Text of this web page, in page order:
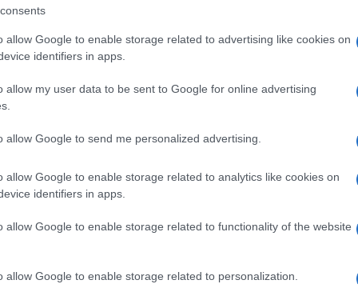
allow Google to enable storage related to advertising like cookies on
identifiers in apps.
allow my user data to be sent to Google for online advertising
allow Google to send me personalized advertising.
allow Google to enable storage related to analytics like cookies on
identifiers in apps.
allow Google to enable storage related to functionality of the website
allow Google to enable storage related to personalization.
Wheels, una casa de tuning alemana, ha tomado el
Golf R para potenciarlo y darle un aspecto
sus 270cv de serie junto con la tracción integral ya…
Hyundai Veloster en 'close-up'
febrero, 2020
muestran primeros planos de este cupé deportivo 2+2 de
Ya luce como coche de producción…